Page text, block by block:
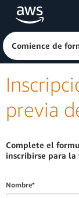
Saltar al contenido
Haga
Comience de
previa
Complete el
inscribirse para la
Nombre*